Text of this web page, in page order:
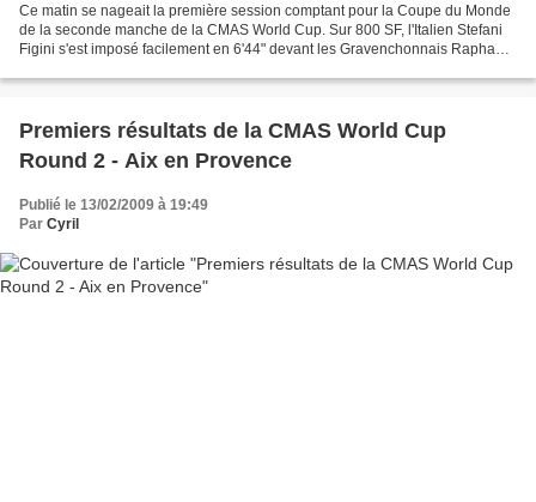
Ce matin se nageait la première session comptant pour la Coupe du Monde
de la seconde manche de la CMAS World Cup. Sur 800 SF, l'Italien Stefani
Figini s'est imposé facilement en 6'44" devant les Gravenchonnais Raphaël
Premiers résultats de la CMAS World Cup
Round 2 - Aix en Provence
Publié le 13/02/2009 à 19:49
Par Cyril